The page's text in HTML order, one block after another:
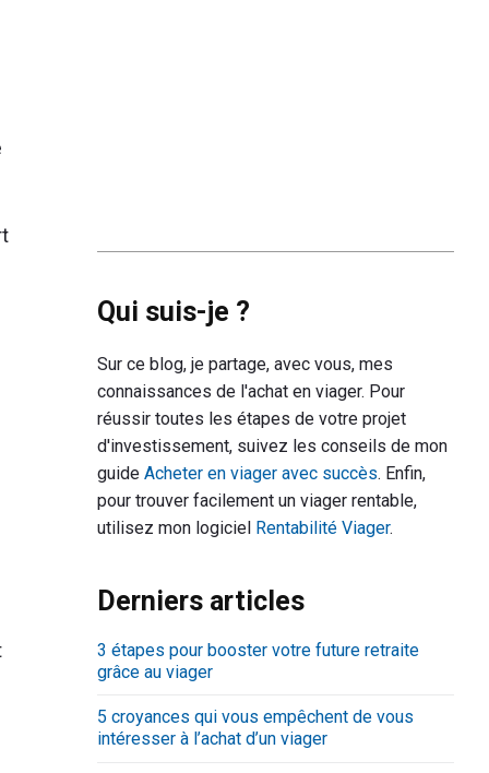
Qui suis-je ?
Sur ce blog, je partage, avec vous, mes
connaissances de l'achat en viager. Pour
réussir toutes les étapes de votre projet
d'investissement, suivez les conseils de mon
guideAcheter en viager avec succès. Enfin,
pour trouver facilement un viager rentable,
utilisez mon logiciel Rentabilité Viager.
Derniers articles
3 étapes pour booster votre future retraite
grâce au viager
5 croyances qui vous empêchent de vous
intéresser à l’achat d’un viager